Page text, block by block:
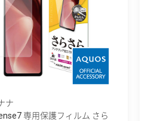
ナ
専用保護フィルム さら